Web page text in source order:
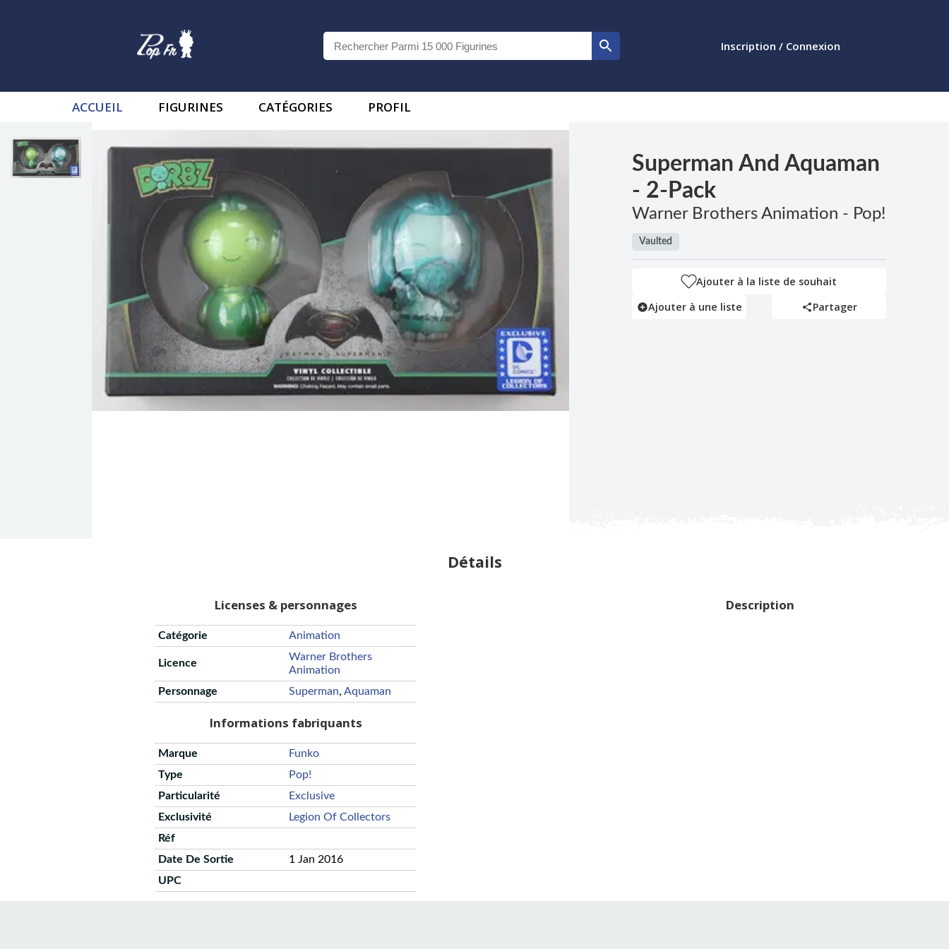
Inscription / Connexion
ACCUEIL FIGURINES CATÉGORIES PROFIL
Superman And Aquaman
- 2-Pack
Warner Brothers Animation - Pop!
Vaulted
Ajouter à la liste de souhait
Ajouter à une liste
Partager
Détails
Licenses & personnages
Catégorie Animation
Licence
Warner Brothers
Animation
Personnage
Superman, Aquaman
Informations fabriquants
Marque
Funko
Type
Pop!
Particularité
Exclusive
Exclusivité
Legion Of Collectors
Réf
Date De Sortie
1 Jan 2016
UPC
Description